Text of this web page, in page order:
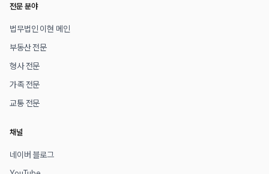
전문 분야
법무법인 이현 메인
부동산 전문
형사 전문
가족 전문
교통 전문
채널
네이버 블로그